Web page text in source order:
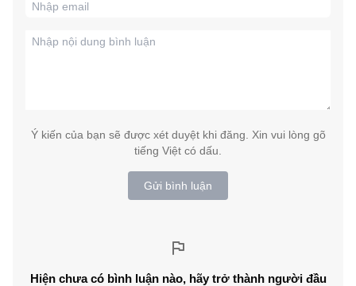
Ý kiến của bạn sẽ được xét duyệt khi đăng. Xin vui lòng gõ
tiếng Việt có dấu.
Gửi bình luận
Hiện chưa có bình luận nào, hãy trở thành người đầu